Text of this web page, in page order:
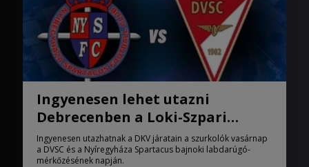
Ingyenesen lehet utazni
Debrecenben a Loki-Szpari
meccsre
Ingyenesen utazhatnak a DKV járatain a szurkolók vasárnap
a DVSC és a Nyíregyháza Spartacus bajnoki labdarúgó-
mérkőzésének napján.